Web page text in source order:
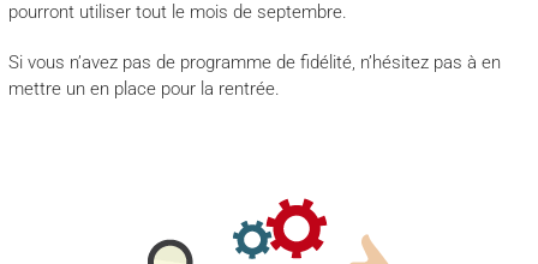
pourront utiliser tout le mois de septembre.
Si vous n’avez pas de programme de fidélité, n’hésitez pas à en
mettre un en place pour la rentrée.